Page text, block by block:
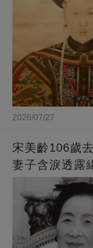
2026/07/27
宋美齡106歲
妻子含淚透露